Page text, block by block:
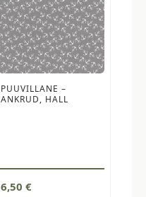
PUUVILLANE –
ANKRUD, HALL
6,50 €